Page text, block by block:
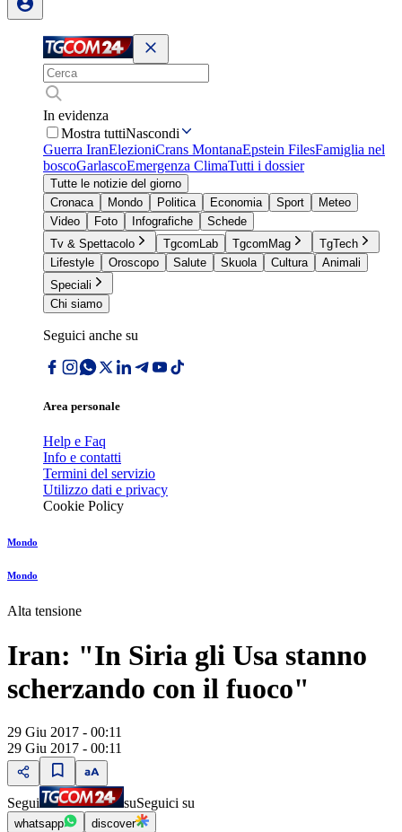
In evidenza
Mostra tuttiNascondi
Guerra IranElezioniCrans MontanaEpstein FilesFamiglia nel
boscoGarlascoEmergenza ClimaTutti i dossier
Tutte le notizie del giorno
Cronaca
Mondo Politica Economia Sport
Meteo
Video
Foto Infografiche
Schede
Tv & Spettacolo
TgcomLab TgcomMag
TgTech
Lifestyle
Oroscopo Salute Skuola Cultura
Animali
Speciali
Chi siamo
Seguici anche su
Area personale
Help e Faq
Info e contatti
Termini del servizio
Utilizzo dati e privacy
Cookie Policy
Mondo
Mondo
Alta tensione
Iran: "In Siria gli Usa stanno
scherzando con il fuoco"
29 Giu 2017 - 00:11
29 Giu 2017 - 00:11
Segui suSeguici su
whatsapp discover